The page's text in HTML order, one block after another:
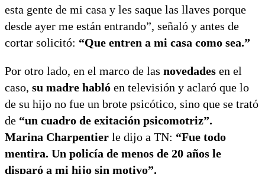
esta gente de mi casa y les saque las llaves porque
desde ayer me están entrando”, señaló y antes de
cortar solicitó: “Que entren a mi casa como sea.”
Por otro lado, en el marco de las novedades en el
caso, su madre habló en televisión y aclaró que lo
de su hijo no fue un brote psicótico, sino que se trató
de “un cuadro de exitación psicomotriz”.
Marina Charpentier le dijo a TN: “Fue todo
mentira. Un policía de menos de 20 años le
disparó a mi hijo sin motivo”.